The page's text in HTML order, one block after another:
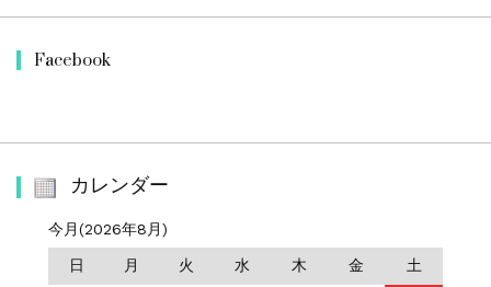
Facebook
カレンダー
今月(2026年8月)
日 月 火 水 木 金 土